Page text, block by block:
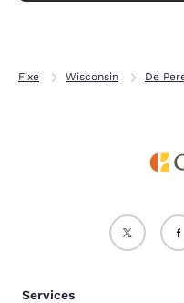
Fixe Wisconsin De
Services